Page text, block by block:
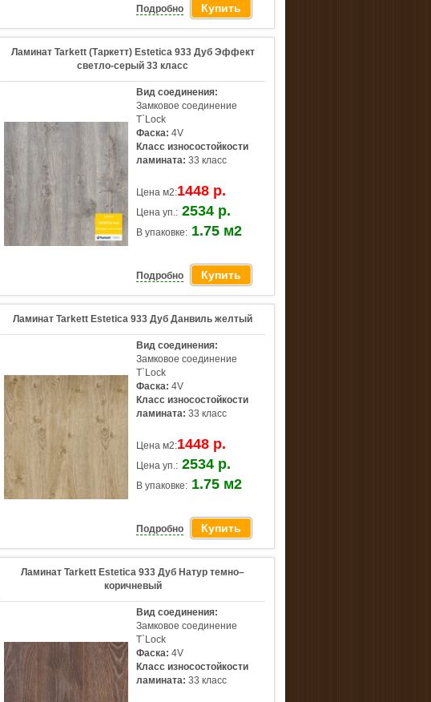
Подробно Купить
Ламинат Tarkett (Таркетт) Estetica 933 Дуб Эффект
светло-серый 33 класс
Вид соединения:
Замковое соединение
T`Lock
Фаска: 4V
Класс износостойкости
ламината: 33 класс
Цена м2:1448 р.
Цена уп.: 2534 р.
В упаковке: 1.75 м2
Подробно Купить
Ламинат Tarkett Estetica 933 Дуб Данвиль желтый
Вид соединения:
Замковое соединение
T`Lock
Фаска: 4V
Класс износостойкости
ламината: 33 класс
Цена м2:1448 р.
Цена уп.: 2534 р.
В упаковке: 1.75 м2
Подробно Купить
Ламинат Tarkett Estetica 933 Дуб Натур темно–
коричневый
Вид соединения:
Замковое соединение
T`Lock
Фаска: 4V
Класс износостойкости
ламината: 33 класс